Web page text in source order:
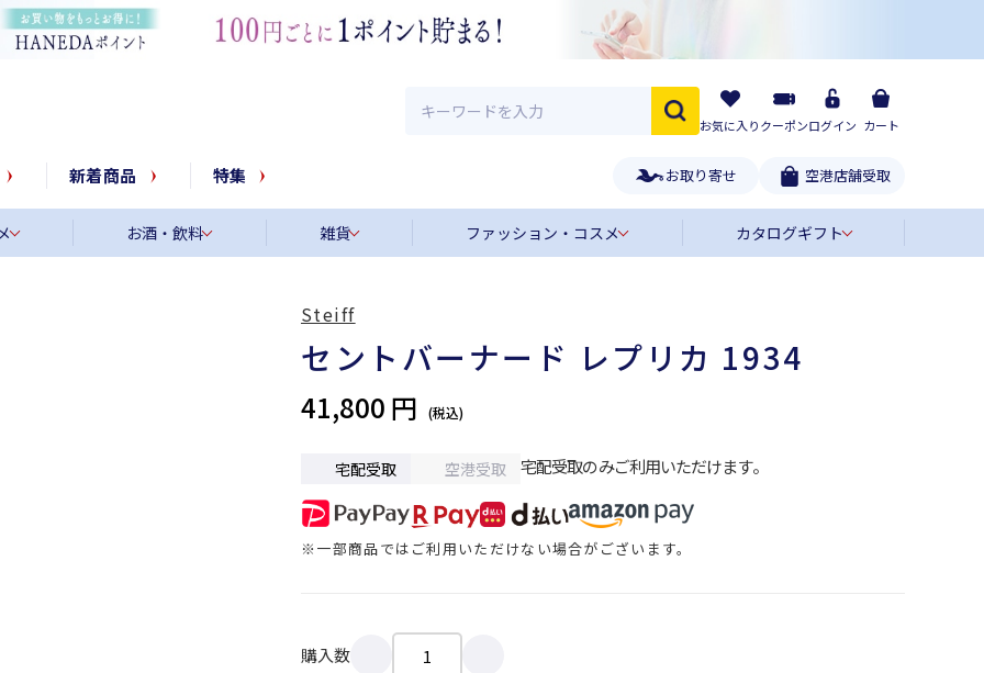
お気に入りクーポンログイン カート
新着商品 特集 お取り寄せ 空港店舗受取
お酒・飲料 雑貨 ファッション・コスメ カタログギフト
セントバーナード レプリカ 1934
41,800 円
宅配受取 空港受取 宅配受取のみご利用いただけます。
※一部商品ではご利用いただけない場合がございます。
購入数
Steiff